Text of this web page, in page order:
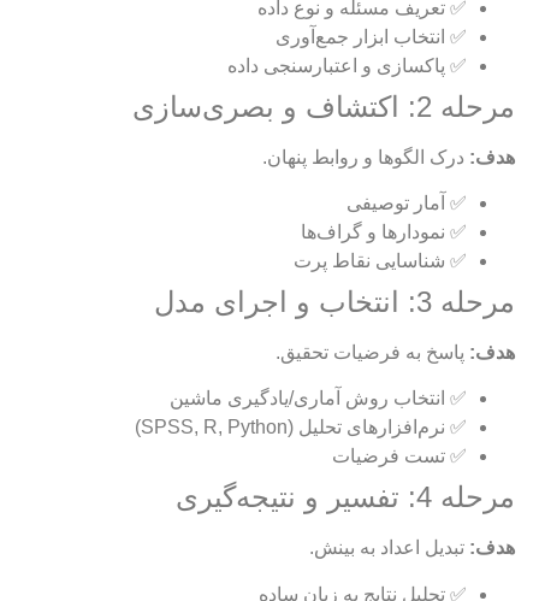
✅ تعریف مسئله و نوع داده
✅ انتخاب ابزار جمع‌آوری
✅ پاکسازی و اعتبارسنجی داده
مرحله 2: اکتشاف و بصری‌سازی
هدف: درک الگوها و روابط پنهان.
✅ آمار توصیفی
✅ نمودارها و گراف‌ها
✅ شناسایی نقاط پرت
مرحله 3: انتخاب و اجرای مدل
هدف: پاسخ به فرضیات تحقیق.
✅ انتخاب روش آماری/یادگیری ماشین
✅ نرم‌افزارهای تحلیل (SPSS, R, Python)
✅ تست فرضیات
مرحله 4: تفسیر و نتیجه‌گیری
هدف: تبدیل اعداد به بینش.
✅ تحلیل نتایج به زبان ساده